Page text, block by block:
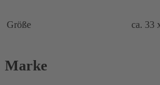
Größe ca. 33
Marke